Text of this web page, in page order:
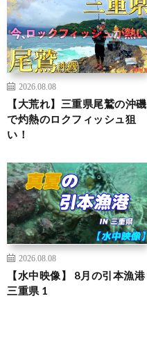
2026.08.08
【大荒れ】三重県尾鷲の沖磯
で灼熱のロクフィッシュ狙
い！
2026.08.08
【水中映像】 8月の引本漁港
三重県 1